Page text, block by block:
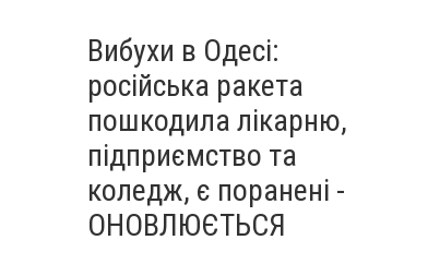
Вибухи в Одесі:
російська ракета
пошкодила лікарню,
підприємство та
коледж, є поранені -
ОНОВЛЮЄТЬСЯ